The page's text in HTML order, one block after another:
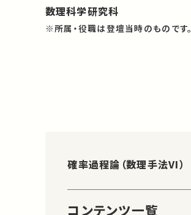
数理科学研究科
※所属・役職は登壇当時のものです。
確率過程論（数理手法VI）
コンテンツ一覧